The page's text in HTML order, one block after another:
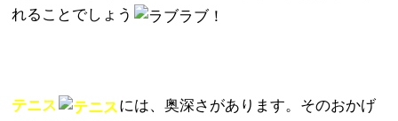
れることでしょう
テニス
には、奥深さがあります。そのおかげ